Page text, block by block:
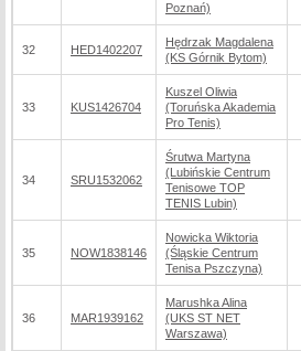
Poznań)
32 HED1402207
Hędrzak Magdalena
(KS Górnik Bytom)
33 KUS1426704
Kuszel Oliwia
(Toruńska Akademia
Pro Tenis)
34 SRU1532062
Śrutwa Martyna
(Lubińskie Centrum
Tenisowe TOP
TENIS Lubin)
35 NOW1838146
Nowicka Wiktoria
(Śląskie Centrum
Tenisa Pszczyna)
36 MAR1939162
Marushka Alina
(UKS ST NET
Warszawa)